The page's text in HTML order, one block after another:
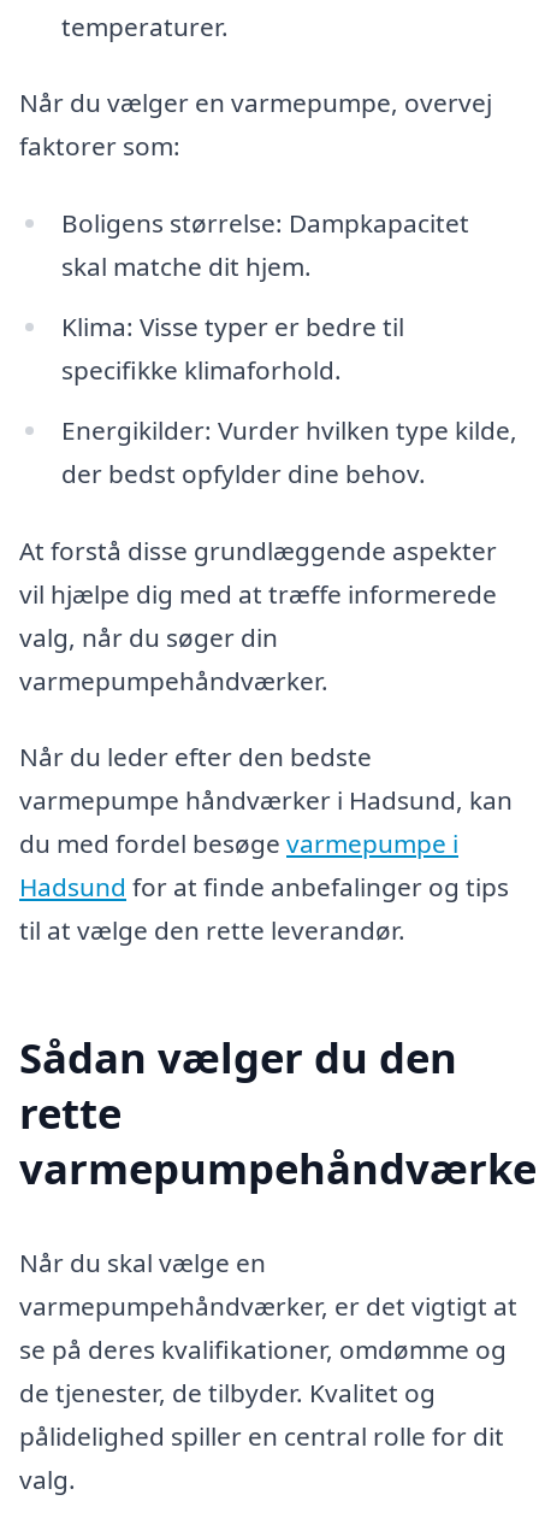
temperaturer.
Når du vælger en varmepumpe, overvej
faktorer som:
Boligens størrelse: Dampkapacitet
skal matche dit hjem.
Klima: Visse typer er bedre til
specifikke klimaforhold.
Energikilder: Vurder hvilken type kilde,
der bedst opfylder dine behov.
At forstå disse grundlæggende aspekter
vil hjælpe dig med at træffe informerede
valg, når du søger din
varmepumpehåndværker.
Når du leder efter den bedste
varmepumpe håndværker i Hadsund, kan
du med fordel besøge varmepumpe i
Hadsund for at finde anbefalinger og tips
til at vælge den rette leverandør.
Sådan vælger du den
rette
Når du skal vælge en
varmepumpehåndværker, er det vigtigt at
se på deres kvalifikationer, omdømme og
de tjenester, de tilbyder. Kvalitet og
pålidelighed spiller en central rolle for dit
valg.